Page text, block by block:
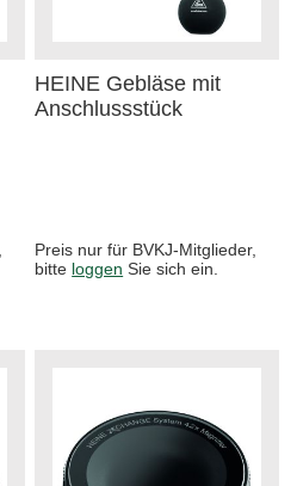
HEINE Gebläse mit
Anschlussstück
Preis nur für BVKJ-Mitglieder,
bitte loggen Sie sich ein.